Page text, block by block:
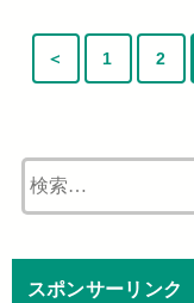
＜ 1 2
スポンサーリンク